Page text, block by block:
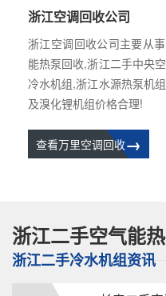
浙江空调回收公司
浙江空调回收公司主要从
能热泵回收,浙江二手中央
冷水机组,浙江水源热泵机
及溴化锂机组价格合理!
→
查看万里空调回收
浙江二手空气能
浙江二手冷水机组资讯